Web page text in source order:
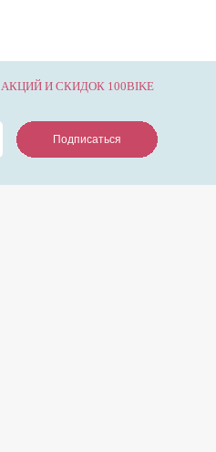
И СКИДОК 100BIKE
Подписаться
Подписаться
Подписаться